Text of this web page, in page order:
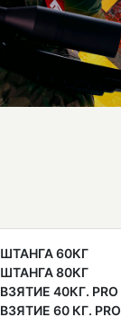
ШТАНГА 60КГ
ШТАНГА 80КГ
ВЗЯТИЕ 40КГ. PRO
ВЗЯТИЕ 60 КГ. PRO